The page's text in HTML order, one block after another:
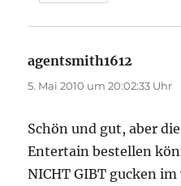
agentsmith1612
5. Mai 2010 um 20:02:33 Uhr
Schön und gut, aber
Entertain bestellen
NICHT GIBT gucken